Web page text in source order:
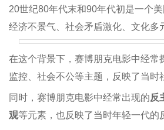
20世纪80年代末和90年代初是一个美
经济不景气、社会矛盾激化、文化多
在这个背景下，赛博朋克电影中经常
监控、社会不公等主题，反映了当时
同时，赛博朋克电影中经常出现的反
观等元素，也反映了当时年轻一代的